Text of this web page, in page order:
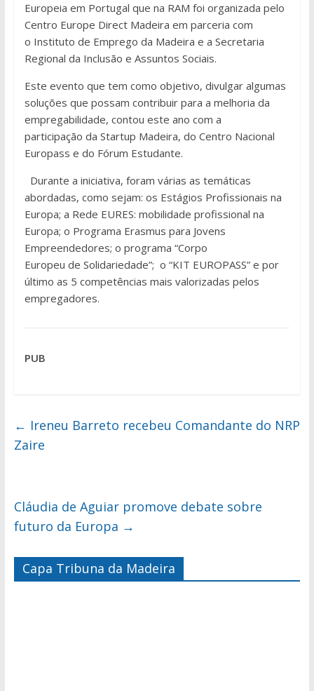
Europeia em Portugal que na RAM foi organizada pelo
Centro Europe Direct Madeira em parceria com
o Instituto de Emprego da Madeira e ​a Secretaria
Regional da Inclusão e Assuntos Sociais.
Este evento que tem como objetivo, divulgar algumas
soluções que possam contribuir para a melhoria da
empregabilidade, contou este ano com ​a
participação da Startup Madeira, do Centro Nacional
Europass​ e​ do Fórum Estudante​.
Durante a iniciativa, foram várias as temáticas
abordadas, como sejam: os Estágios Profissionais na
Europa; a Rede EURES: mobilidade profissional na
Europa; o Programa Erasmus para Jovens
Empreendedores; o programa “Corpo
Europeu de Solidariedade”; o “KIT EUROPASS” e por
último as 5 competências mais valorizadas pelos
empregadores.
PUB
← Ireneu Barreto recebeu Comandante do NRP
Zaire
Cláudia de Aguiar promove debate sobre
futuro da Europa →
Capa Tribuna da Madeira